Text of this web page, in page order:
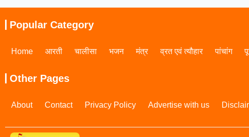
Popular Category
Home आरती चालीसा भजन मंत्र व्रत एवं त्यौहार पांचांग
Other Pages
About Contact Privacy Policy Advertise with us